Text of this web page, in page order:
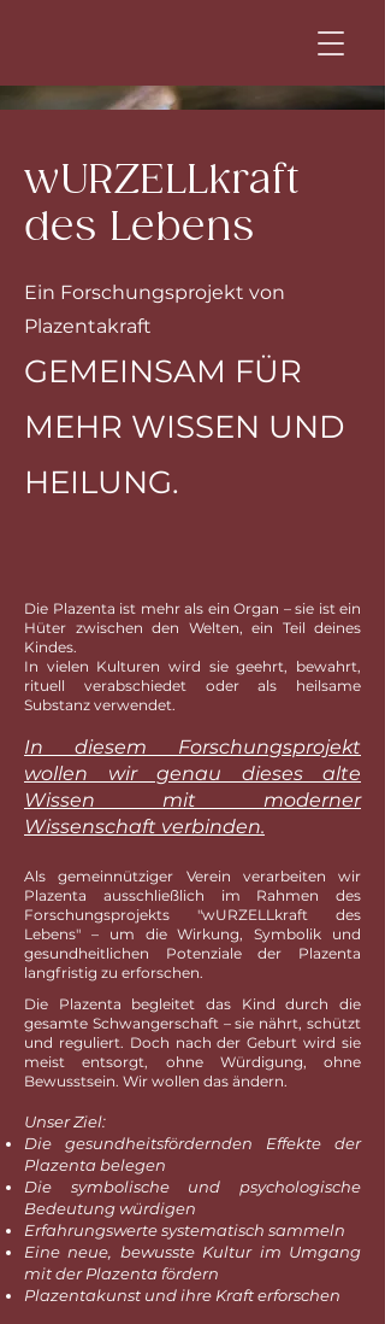
wURZELLkraft
des Lebens
Ein Forschungsprojekt von
Plazentakraft
GEMEINSAM FÜR
MEHR WISSEN UND
HEILUNG.
Die Plazenta ist mehr als ein Organ – sie ist ein
Hüter zwischen den Welten, ein Teil deines
Kindes.
In vielen Kulturen wird sie geehrt, bewahrt,
rituell verabschiedet oder als heilsame
Substanz verwendet.
In diesem Forschungsprojekt
wollen wir genau dieses alte
Wissen mit moderner
Wissenschaft verbinden.
Als gemeinnütziger Verein verarbeiten wir
Plazenta ausschließlich im Rahmen des
Forschungsprojekts "wURZELLkraft des
Lebens" – um die Wirkung, Symbolik und
gesundheitlichen Potenziale der Plazenta
langfristig zu erforschen.
Die Plazenta begleitet das Kind durch die
gesamte Schwangerschaft – sie nährt, schützt
und reguliert. Doch nach der Geburt wird sie
meist entsorgt, ohne Würdigung, ohne
Bewusstsein. Wir wollen das ändern.
Unser Ziel:
Die gesundheitsfördernden Effekte der
Plazenta belegen
Die symbolische und psychologische
Bedeutung würdigen
Erfahrungswerte systematisch sammeln
Eine neue, bewusste Kultur im Umgang
mit der Plazenta fördern
Plazentakunst und ihre Kraft erforschen